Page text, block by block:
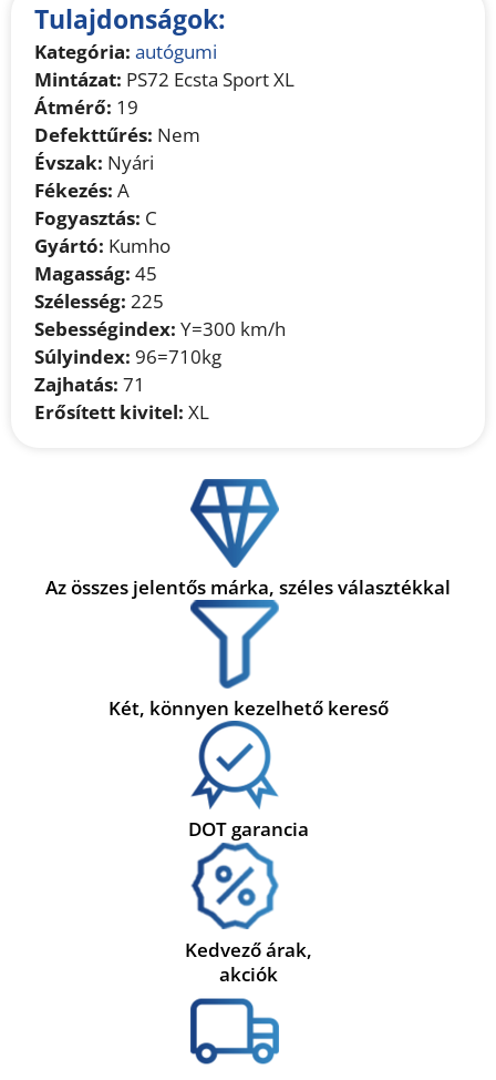
Tulajdonságok:
Kategória: autógumi
Mintázat: PS72 Ecsta Sport XL
Átmérő: 19
Defekttűrés: Nem
Évszak: Nyári
Fékezés: A
Fogyasztás: C
Gyártó: Kumho
Magasság: 45
Szélesség: 225
Sebességindex: Y=300 km/h
Súlyindex: 96=710kg
Zajhatás: 71
Erősített kivitel: XL
Az összes jelentős márka, széles választékkal
Két, könnyen kezelhető kereső
DOT garancia
Kedvező árak,
akciók